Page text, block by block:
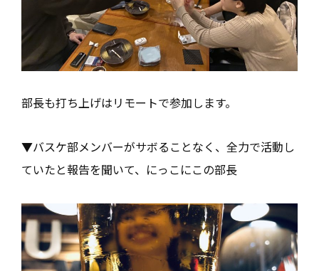
部長も打ち上げはリモートで参加します。
▼バスケ部メンバーがサボることなく、全力で活動し
ていたと報告を聞いて、にっこにこの部長